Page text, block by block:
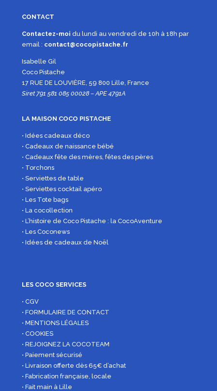
CONTACT
Contactez-moi du lundi au vendredi de 10h à 18h par
email : contact@cocopistache.fr
Isabelle Gil
Coco Pistache
17 RUE DE LOUVIÈRE, 59 800 Lille, France
Siret 791 581 085 00028 – APE 4791A
LA MAISON COCO PISTACHE
• Idées cadeaux déco
• Cadeaux de naissance bébé
• Cadeaux fête des mères, fêtes des pères
• Torchons
• Serviettes de table
• Serviettes cocktail apéro
• Les Tote bags
• La cocollection
• L’histoire de Coco Pistache : la CocoAventure
• Les Coconews
• Idées de cadeaux de Noël
LES COCO SERVICES
• CGV
• FORMULAIRE DE CONTACT
• MENTIONS LÉGALES
• COOKIES
• REJOIGNEZ LA COCOTEAM
• Paiement sécurisé
• Livraison offerte dès 65€ d’achat
• Fabrication française, locale
• Fait main à Lille